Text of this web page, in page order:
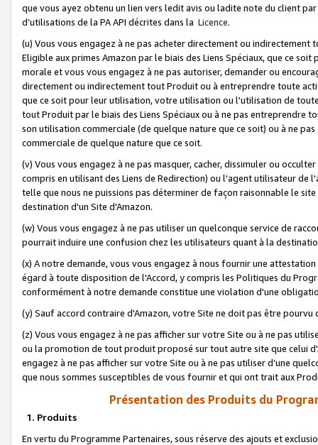
que vous ayez obtenu un lien vers ledit avis ou ladite note du client
d’utilisations de la PA API décrites dans la Licence.
(u) Vous vous engagez à ne pas acheter directement ou
Eligible aux primes Amazon par le biais des Liens Spéciaux, que ce
morale et vous vous engagez à ne pas autoriser, demander ou
directement ou indirectement tout Produit ou à entreprendre toute
que ce soit pour leur utilisation, votre utilisation ou l'utilisation de
tout Produit par le biais des Liens Spéciaux ou à ne pas entreprendre
son utilisation commerciale (de quelque nature que ce soit) ou à ne
commerciale de quelque nature que ce soit.
(v) Vous vous engagez à ne pas masquer, cacher, dissimuler ou
compris en utilisant des Liens de Redirection) ou l'agent utilisateur
telle que nous ne puissions pas déterminer de façon raisonnable le
destination d'un Site d'Amazon.
(w) Vous vous engagez à ne pas utiliser un quelconque service de
pourrait induire une confusion chez les utilisateurs quant à la
(x) A notre demande, vous vous engagez à nous fournir une
égard à toute disposition de l'Accord, y compris les Politiques du
conformément à notre demande constitue une violation d'une
(y) Sauf accord contraire d'Amazon, votre Site ne doit pas être
(z) Vous vous engagez à ne pas afficher sur votre Site ou à ne pas
ou la promotion de tout produit proposé sur tout autre site que celui
engagez à ne pas afficher sur votre Site ou à ne pas utiliser d’une
que nous sommes susceptibles de vous fournir et qui ont trait aux
Présentation des Produits du
1. Produits
En vertu du Programme Partenaires, sous réserve des ajouts et